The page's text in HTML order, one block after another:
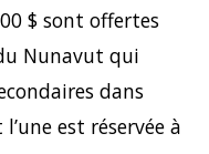
$ sont offertes
Nunavut qui
dans
est réservée à